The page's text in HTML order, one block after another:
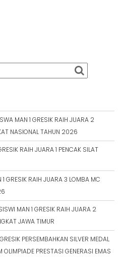
MAN 1 GRESIK RAIH JUARA 2
NASIONAL TAHUN 2026
RAIH JUARA 1 PENCAK SILAT
GRESIK RAIH JUARA 3 LOMBA MC
MAN 1 GRESIK RAIH JUARA 2
JAWA TIMUR
PERSEMBAHKAN SILVER MEDAL
PRESTASI GENERASI EMAS